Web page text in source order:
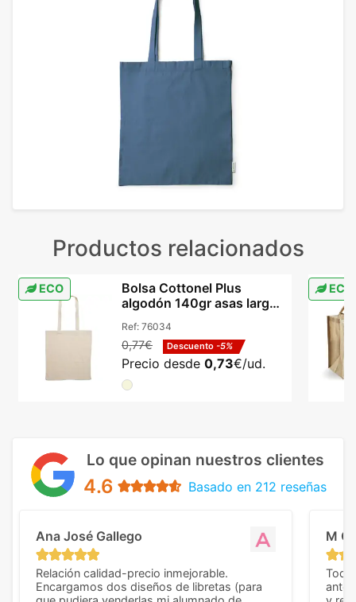
Productos relacionados
ECO
Bolsa Cottonel Plus
algodón 140gr asas largas
Ref: 76034
0,77€ Descuento -5%
Precio desde 0,73€/ud.
ECO
Lo que opinan nuestros clientes
4.6 Basado en 212 reseñas
Ana José Gallego
Relación calidad-precio inmejorable.
Encargamos dos diseños de libretas (para
M C
Todo